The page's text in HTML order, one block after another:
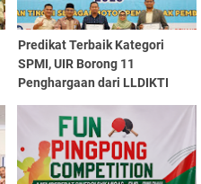
Predikat Terbaik Kategori
SPMI, UIR Borong 11
Penghargaan dari LLDIKTI